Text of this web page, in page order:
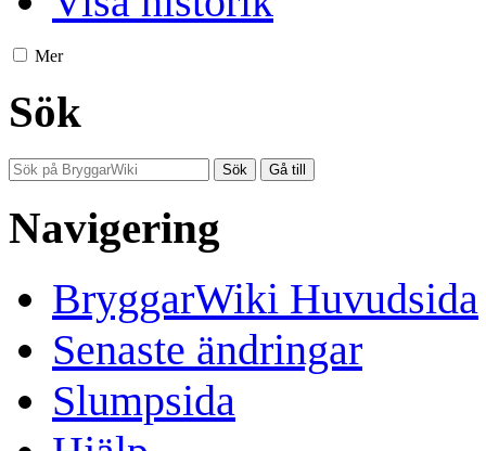
Mer
Sök
Navigering
BryggarWiki Huvudsida
Senaste ändringar
Slumpsida